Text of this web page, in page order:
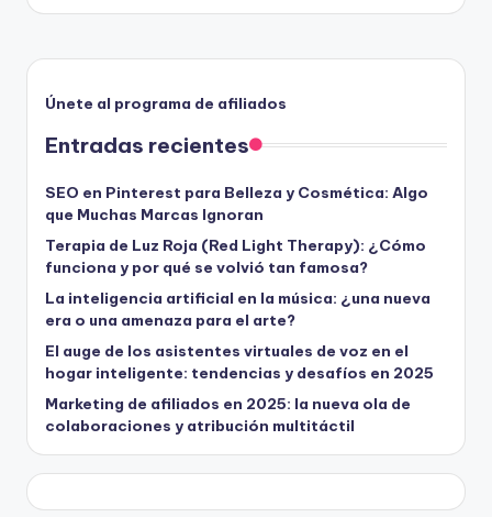
Únete al programa de afiliados
Entradas recientes
SEO en Pinterest para Belleza y Cosmética: Algo
que Muchas Marcas Ignoran
Terapia de Luz Roja (Red Light Therapy): ¿Cómo
funciona y por qué se volvió tan famosa?
La inteligencia artificial en la música: ¿una nueva
era o una amenaza para el arte?
El auge de los asistentes virtuales de voz en el
hogar inteligente: tendencias y desafíos en 2025
Marketing de afiliados en 2025: la nueva ola de
colaboraciones y atribución multitáctil